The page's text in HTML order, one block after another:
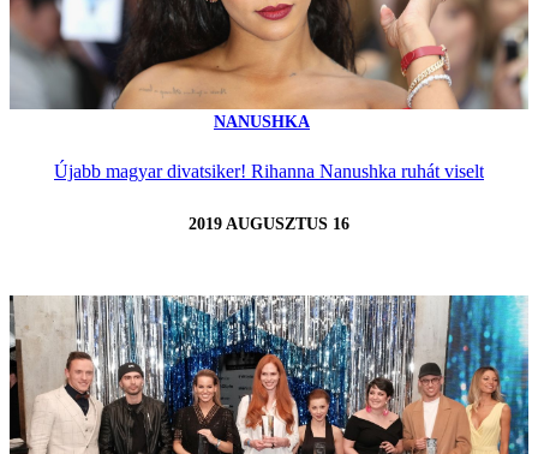
NANUSHKA
Újabb magyar divatsiker! Rihanna Nanushka ruhát viselt
2019 AUGUSZTUS 16